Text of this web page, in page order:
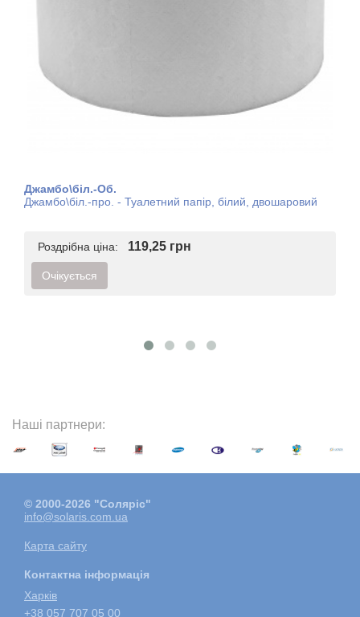
Джамбо\біл.-Об.
Джамбо\біл.-про. - Туалетний папір, білий, двошаровий
Роздрібна ціна: 119,25 грн
Очікується
Наші партнери:
© 2000-2026 "Соляріс"
info@solaris.com.ua
Карта сайту
Контактна інформація
Харкiв
+38 057 707 05 00